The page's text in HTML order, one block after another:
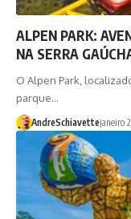
ALPEN PARK:
NA SERRA
O Alpen Park,
parque…
AndreSchiavettejaneiro